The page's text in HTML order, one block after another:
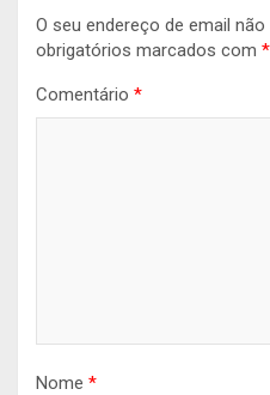
O seu endereço de email
obrigatórios marcados com *
Comentário *
Nome *